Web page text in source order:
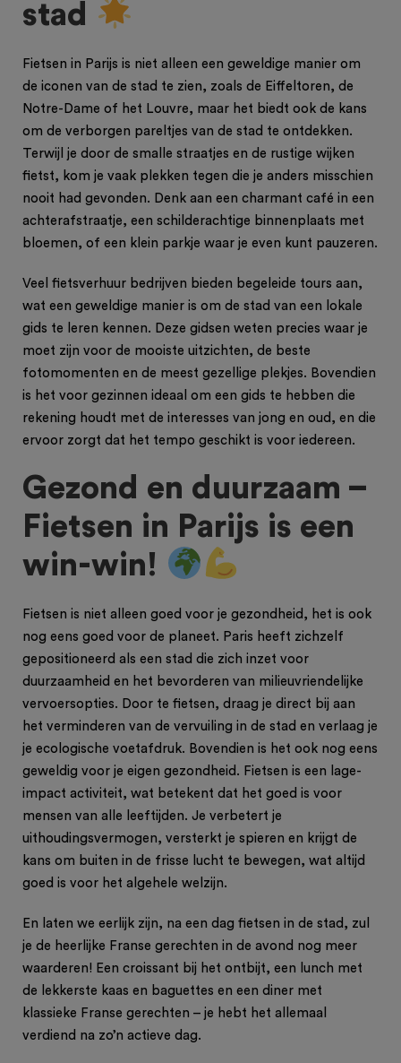
stad
Fietsen in Parijs is niet alleen een geweldige manier om
de iconen van de stad te zien, zoals de Eiffeltoren, de
Notre-Dame of het Louvre, maar het biedt ook de kans
om de verborgen pareltjes van de stad te ontdekken.
Terwijl je door de smalle straatjes en de rustige wijken
fietst, kom je vaak plekken tegen die je anders misschien
nooit had gevonden. Denk aan een charmant café in een
achterafstraatje, een schilderachtige binnenplaats met
bloemen, of een klein parkje waar je even kunt pauzeren.
Veel fietsverhuur bedrijven bieden begeleide tours aan,
wat een geweldige manier is om de stad van een lokale
gids te leren kennen. Deze gidsen weten precies waar je
moet zijn voor de mooiste uitzichten, de beste
fotomomenten en de meest gezellige plekjes. Bovendien
is het voor gezinnen ideaal om een gids te hebben die
rekening houdt met de interesses van jong en oud, en die
ervoor zorgt dat het tempo geschikt is voor iedereen.
Gezond en duurzaam –
Fietsen in Parijs is een
win-win!
Fietsen is niet alleen goed voor je gezondheid, het is ook
nog eens goed voor de planeet. Paris heeft zichzelf
gepositioneerd als een stad die zich inzet voor
duurzaamheid en het bevorderen van milieuvriendelijke
vervoersopties. Door te fietsen, draag je direct bij aan
het verminderen van de vervuiling in de stad en verlaag je
je ecologische voetafdruk. Bovendien is het ook nog eens
geweldig voor je eigen gezondheid. Fietsen is een lage-
impact activiteit, wat betekent dat het goed is voor
mensen van alle leeftijden. Je verbetert je
uithoudingsvermogen, versterkt je spieren en krijgt de
kans om buiten in de frisse lucht te bewegen, wat altijd
goed is voor het algehele welzijn.
En laten we eerlijk zijn, na een dag fietsen in de stad, zul
je de heerlijke Franse gerechten in de avond nog meer
waarderen! Een croissant bij het ontbijt, een lunch met
de lekkerste kaas en baguettes en een diner met
klassieke Franse gerechten – je hebt het allemaal
verdiend na zo’n actieve dag.